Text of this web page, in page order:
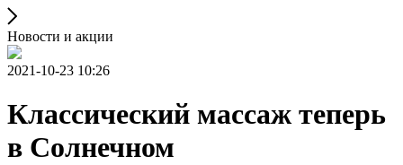
Новости и акции
2021-10-23 10:26
Классический массаж теперь
в Солнечном